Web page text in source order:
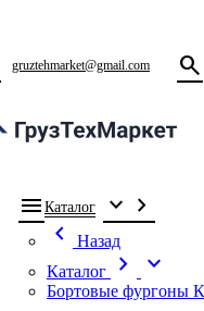
gruztehmarket@gmail.com search
menu Каталог expand_more chevron_right
chevron_left
Назад
Каталог
chevron_right expand_more
Бортовые